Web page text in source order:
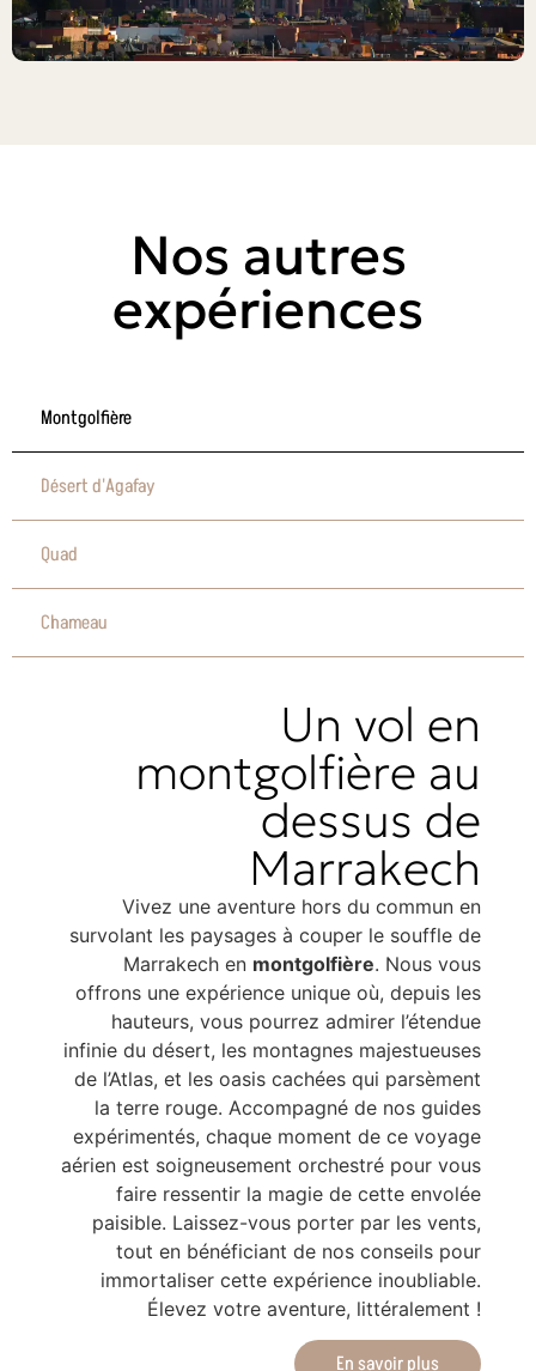
Nos autres
expériences
Montgolfière
Désert d'Agafay
Quad
Chameau
Un vol en
montgolfière au
dessus de
Marrakech
Vivez une aventure hors du commun en
survolant les paysages à couper le souffle de
Marrakech en montgolfière. Nous vous
offrons une expérience unique où, depuis les
hauteurs, vous pourrez admirer l’étendue
infinie du désert, les montagnes majestueuses
de l’Atlas, et les oasis cachées qui parsèment
la terre rouge. Accompagné de nos guides
expérimentés, chaque moment de ce voyage
aérien est soigneusement orchestré pour vous
faire ressentir la magie de cette envolée
paisible. Laissez-vous porter par les vents,
tout en bénéficiant de nos conseils pour
immortaliser cette expérience inoubliable.
Élevez votre aventure, littéralement !
En savoir plus